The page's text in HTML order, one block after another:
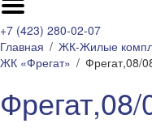
+7 (423) 280-02-07
Главная
ЖК-Жилые
ЖК «Фрегат»
Фрегат,08/